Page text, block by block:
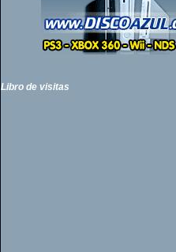
Libro de visitas